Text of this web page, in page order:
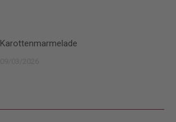
Karottenmarmelade